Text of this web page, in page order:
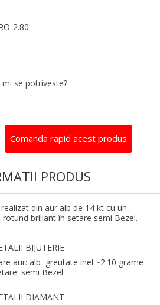
2.80
se potriveste?
Comanda rapid acest produs
PRODUS
din aur alb de 14 kt cu un
briliant în setare semi Bezel.
BIJUTERIE
aur: alb greutate inel:~2.10 grame
semi Bezel
DIAMANT